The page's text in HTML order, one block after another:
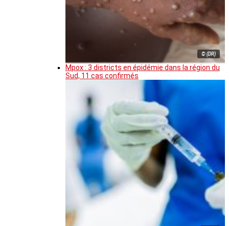
© (DR)
Mpox : 3 districts en épidémie dans la région du
Sud, 11 cas confirmés